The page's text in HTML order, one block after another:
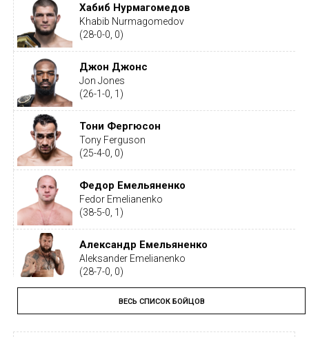
Хабиб Нурмагомедов
Khabib Nurmagomedov
(28-0-0, 0)
Джон Джонс
Jon Jones
(26-1-0, 1)
Тони Фергюсон
Tony Ferguson
(25-4-0, 0)
Федор Емельяненко
Fedor Emelianenko
(38-5-0, 1)
Александр Емельяненко
Aleksander Emelianenko
(28-7-0, 0)
Тайрон Вудли
Tyron Woodley
(19-5-1, 0)
ВЕСЬ СПИСОК БОЙЦОВ